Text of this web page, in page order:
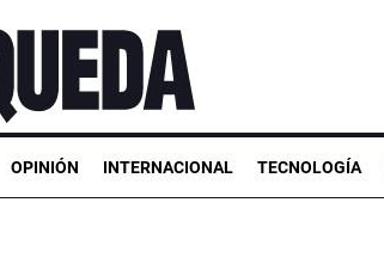
OPINIÓN INTERNACIONAL TECNOLOGÍA